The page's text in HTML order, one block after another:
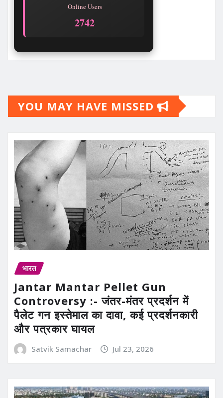
Online Users
2745
YOU MAY HAVE MISSED
भारत
Jantar Mantar Pellet Gun
Controversy :- जंतर-मंतर प्रदर्शन में
पैलेट गन इस्तेमाल का दावा, कई प्रदर्शनकारी
और पत्रकार घायल
Satvik Samachar Jul 23, 2026